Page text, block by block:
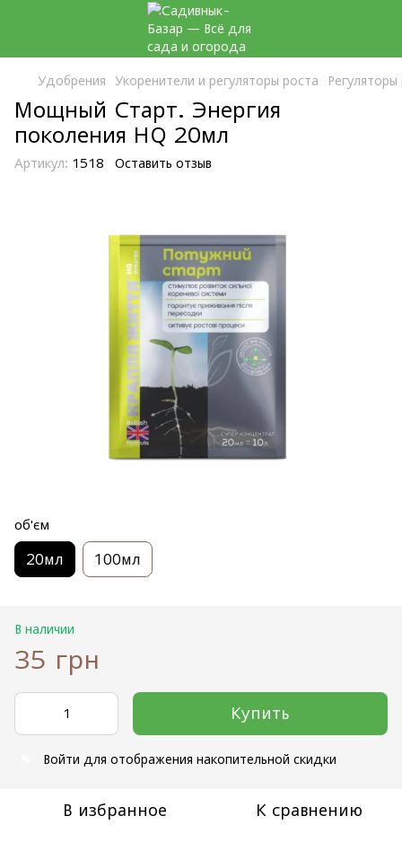
Удобрения Укоренители и регуляторы роста Регуляторы
Мощный Старт. Энергия
поколения HQ 20мл
Артикул: 1518 Оставить отзыв
об'єм
20мл 100мл
В наличии
35 грн
Купить
Войти для отображения накопительной скидки
В избранное К сравнению